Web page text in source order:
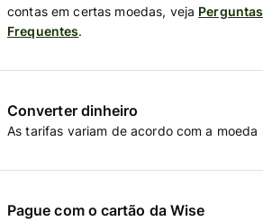
contas em certas moedas, veja Perguntas
Frequentes.
Converter dinheiro
As tarifas variam de acordo com a moeda
Pague com o cartão da Wise